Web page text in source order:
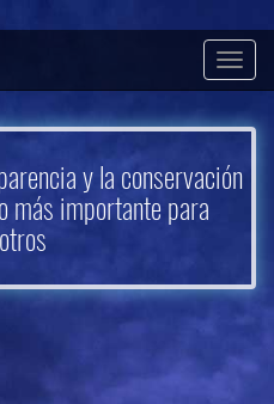
y la conservación
más importante para